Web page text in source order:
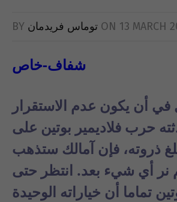
BY توماس فريدمان ON 13 MARCH
شفاف-خاص
في أن يكون عدم الاستقرار
حرب فلاديمير بوتين على
ذروته، فإن آمالك ستذهب
أي شيء بعد. انتظر حتى
تماما أن خياراته الوحيدة